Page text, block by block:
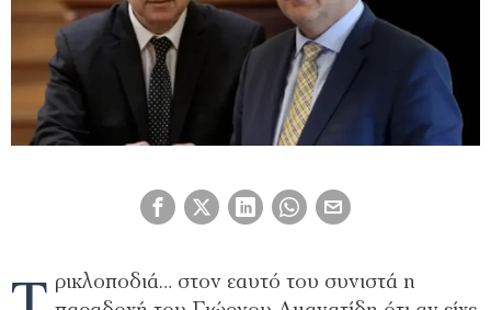
ρικλοποδιά… στον εαυτό του συνιστά η